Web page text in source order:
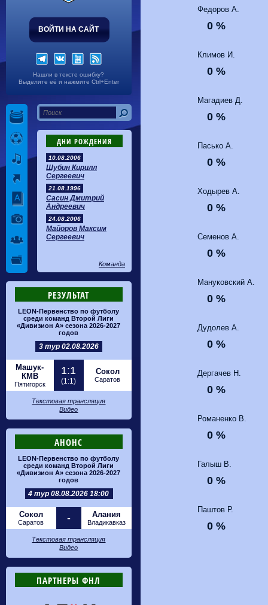
ВОЙТИ НА САЙТ
Нашли в тексте ошибку?
Выделите её и нажмите Ctrl+Enter
ДНИ РОЖДЕНИЯ
10.08.2006
Шубин Кирилл
Сергеевич
21.08.1996
Сасин Дмитрий
Андреевич
24.08.2006
Майоров Максим
Сергеевич
Команда
РЕЗУЛЬТАТ
LEON-Первенство по футболу
среди команд Второй Лиги
«Дивизион А» сезона 2026-2027
годов
3 тур 02.08.2026
Машук-
КМВ
Пятигорск
1:1
(1:1)
Сокол
Саратов
Текстовая трансляция
Видео
АНОНС
LEON-Первенство по футболу
среди команд Второй Лиги
«Дивизион А» сезона 2026-2027
годов
4 тур 08.08.2026 18:00
Сокол
Саратов - Алания
Владикавказ
Текстовая трансляция
Видео
ПАРТНЕРЫ ФНЛ
Федоров А.
0 %
Климов И.
0 %
Магадиев Д.
0 %
Пасько А.
0 %
Ходырев А.
0 %
Семенов А.
0 %
Мануковский А.
0 %
Дудолев А.
0 %
Дергачев Н.
0 %
Романенко В.
0 %
Галыш В.
0 %
Паштов Р.
0 %
0-1 Сибирь